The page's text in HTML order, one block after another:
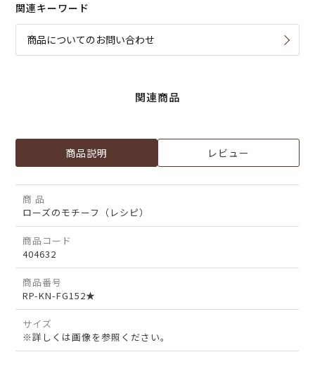
関連キーワード
商品についてのお問い合わせ
関連商品
商品説明 レビュー
商 品
ローズのモチーフ（レシピ）
商品コード
404632
商品番号
RP-KN-FG152★
サイズ
※詳しくは画像を参照ください。